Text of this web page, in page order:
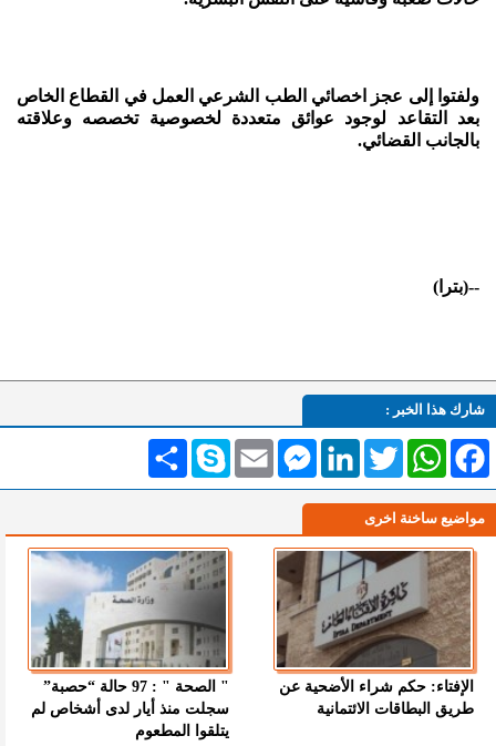
ولفتوا إلى عجز اخصائي الطب الشرعي العمل في القطاع الخاص
بعد التقاعد لوجود عوائق متعددة لخصوصية تخصصه وعلاقته
بالجانب القضائي.
--(بترا)
شارك هذا الخبر :
انشر Skype Email
MessengerLinkedInTwitterWhatsAppFacebook
مواضيع ساخنة اخرى
الإفتاء: حكم شراء الأضحية عن
طريق البطاقات الائتمانية
" الصحة " : 97 حالة “حصبة”
سجلت منذ أيار لدى أشخاص لم
يتلقوا المطعوم